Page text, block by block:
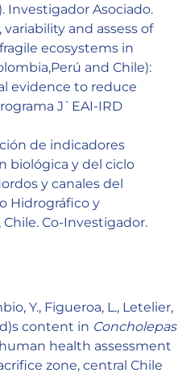
Investigador Asociado.
variability and assess of
ecosystems in
and Chile):
evidence to reduce
J`EAI-IRD
de indicadores
biológica y del ciclo
y canales del
Hidrográfico y
Co-Investigador.
Y., Figueroa, L., Letelier,
content in Concholepas
health assessment
zone, central Chile